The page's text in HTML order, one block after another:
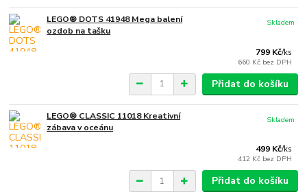
LEGO® DOTS 41948 Mega balení
ozdob na tašku
799 Kč/ks
660 Kč bez DPH
Skladem
Přidat do košíku
LEGO® CLASSIC 11018 Kreativní
zábava v oceánu
499 Kč/ks
412 Kč bez DPH
Skladem
Přidat do košíku